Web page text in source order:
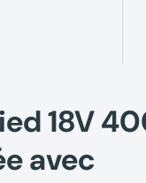
18V
avec